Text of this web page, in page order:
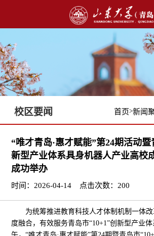
校区要闻 首页>新闻
“唯才青岛·惠才赋能”第24期活动暨
新型产业体系具身机器人产业高校
成功举办
时间：2026-04-14 点击次数：200
为统筹推进教育科技人才体制机制一体改
度融合，有效服务青岛市“10+1”创新型产业